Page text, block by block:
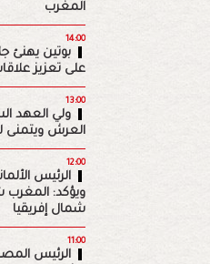
المغرب
14:00
بوتين يهنئ
على تعزيز
13:00
ولي العهد
العرش ويتمنى
12:00
الرئيس
ويؤكد: المغرب
شمال إفريقيا
11:00
الرئيس